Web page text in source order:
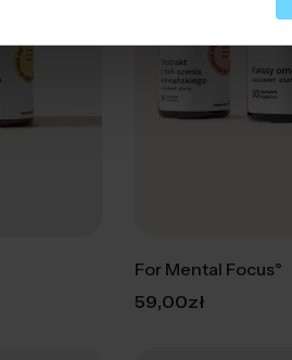
For Mental Focus°
59,00zł